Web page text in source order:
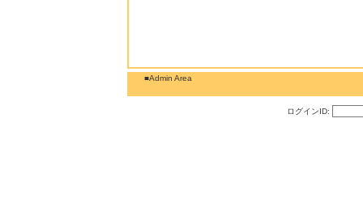
■Admin Area
ログインID: